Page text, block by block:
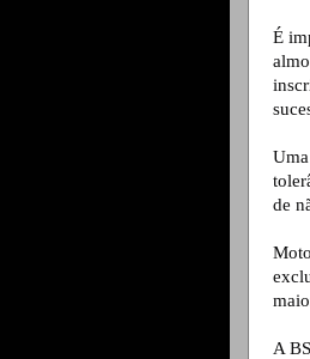
É
de
A